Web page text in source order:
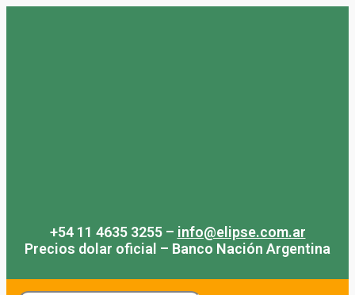
+54 11 4635 3255 – info@elipse.com.ar
Precios dolar oficial – Banco Nación Argentina